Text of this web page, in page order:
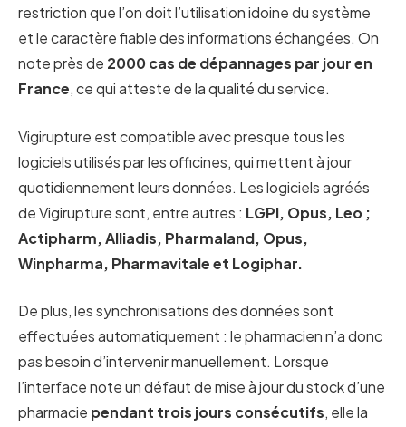
restriction que l’on doit l’utilisation idoine du système
et le caractère fiable des informations échangées. On
note près de 2000 cas de dépannages par jour en
France, ce qui atteste de la qualité du service.
Vigirupture est compatible avec presque tous les
logiciels utilisés par les officines, qui mettent à jour
quotidiennement leurs données. Les logiciels agréés
de Vigirupture sont, entre autres : LGPI, Opus, Leo ;
Actipharm, Alliadis, Pharmaland, Opus,
Winpharma, Pharmavitale et Logiphar.
De plus, les synchronisations des données sont
effectuées automatiquement : le pharmacien n’a donc
pas besoin d’intervenir manuellement. Lorsque
l’interface note un défaut de mise à jour du stock d’une
pharmacie pendant trois jours consécutifs, elle la